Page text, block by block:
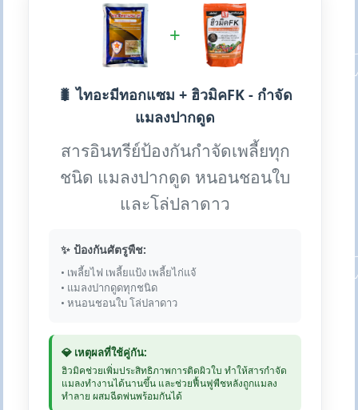
+
🐛 ไทอะมีทอกแซม + ฮิวมิคFK - กำจัด
แมลงปากดูด
สารอินทรีย์ป้องกันกำจัดเพลี้ยทุก
ชนิด แมลงปากดูด หนอนชอนใบ
และโล่ปลาดาว
✨ ป้องกันศัตรูพืช:
• เพลี้ยไฟ เพลี้ยแป้ง เพลี้ยไก่แจ้
• แมลงปากดูดทุกชนิด
• หนอนชอนใบ โล่ปลาดาว
💎 เหตุผลที่ใช้คู่กัน:
ฮิวมิคช่วยเพิ่มประสิทธิภาพการติดผิวใบ ทำให้สารกำจัด
แมลงทำงานได้นานขึ้น และช่วยฟื้นฟูพืชหลังถูกแมลง
ทำลาย ผสมฉีดพ่นพร้อมกันได้